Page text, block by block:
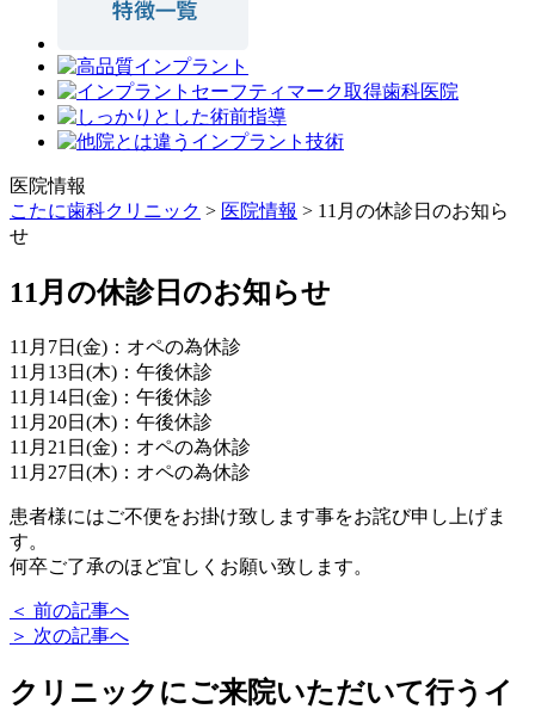
医院情報
こたに歯科クリニック > 医院情報 > 11月の休診日のお知ら
せ
11月の休診日のお知らせ
11月7日(金)：オペの為休診
11月13日(木)：午後休診
11月14日(金)：午後休診
11月20日(木)：午後休診
11月21日(金)：オペの為休診
11月27日(木)：オペの為休診
患者様にはご不便をお掛け致します事をお詫び申し上げま
す。
何卒ご了承のほど宜しくお願い致します。
＜ 前の記事へ
＞ 次の記事へ
クリニックにご来院いただいて行う イ